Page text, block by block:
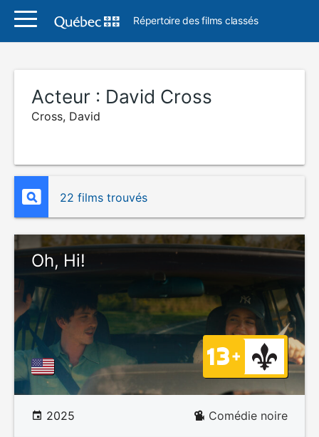
Répertoire des films classés
Acteur : David Cross
Cross, David
22 films trouvés
Oh, Hi!
2025 Comédie noire